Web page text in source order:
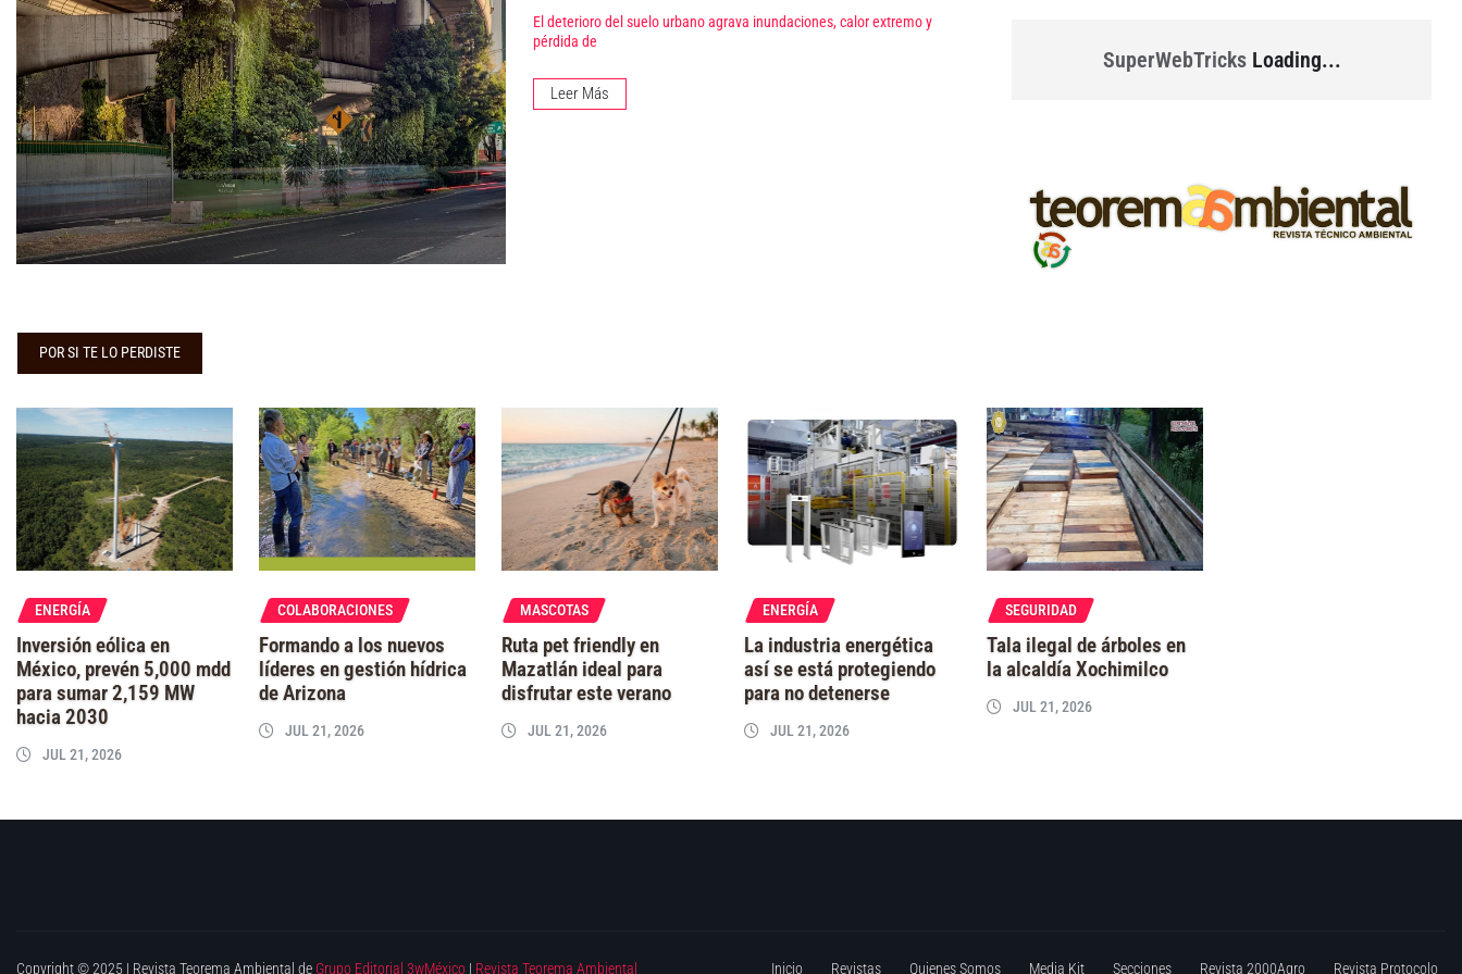
El deterioro del suelo urbano agrava inundaciones, calor extremo y
pérdida de
Leer Más
SuperWebTricksLoading...
POR SI TE LO PERDISTE
ENERGÍA
Inversión eólica en
México, prevén 5,000 mdd
para sumar 2,159 MW
hacia 2030
JUL 21, 2026
COLABORACIONES
Formando a los nuevos
líderes en gestión hídrica
de Arizona
JUL 21, 2026
MASCOTAS
Ruta pet friendly en
Mazatlán ideal para
disfrutar este verano
JUL 21, 2026
ENERGÍA
La industria energética
así se está protegiendo
para no detenerse
JUL 21, 2026
SEGURIDAD
Tala ilegal de árboles en
la alcaldía Xochimilco
JUL 21, 2026
Copyright © 2025 | Revista Teorema Ambiental de Grupo Editorial 3wMéxico | Revista Teorema Ambiental Inicio Revistas Quienes Somos Media Kit Secciones Revista 2000Agro Revista Protocolo